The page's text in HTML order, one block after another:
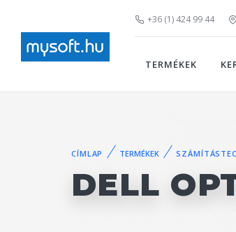
+36 (1) 424 99 44
TERMÉKEK
CÍMLAP TERMÉKEK
DELL